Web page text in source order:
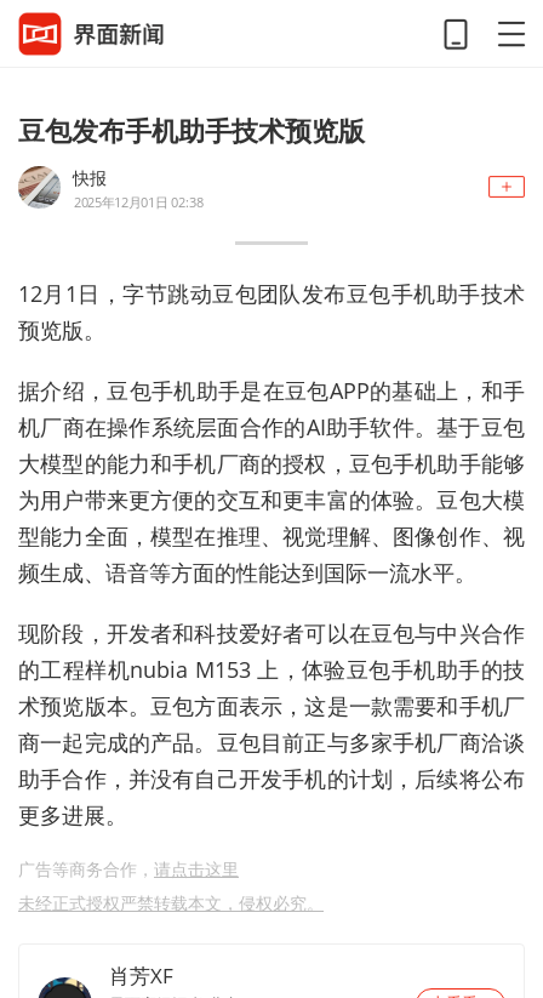
豆包发布手机助手技术预览版
快报
2025年12月01日 02:38
12月1日，字节跳动豆包团队发布豆包手机助手技术
预览版。
据介绍，豆包手机助手是在豆包APP的基础上，和手
机厂商在操作系统层面合作的AI助手软件。基于豆包
大模型的能力和手机厂商的授权，豆包手机助手能够
为用户带来更方便的交互和更丰富的体验。豆包大模
型能力全面，模型在推理、视觉理解、图像创作、视
频生成、语音等方面的性能达到国际一流水平。
现阶段，开发者和科技爱好者可以在豆包与中兴合作
的工程样机nubia M153 上，体验豆包手机助手的技
术预览版本。豆包方面表示，这是一款需要和手机厂
商一起完成的产品。豆包目前正与多家手机厂商洽谈
助手合作，并没有自己开发手机的计划，后续将公布
更多进展。
广告等商务合作， 请点击这里
未经正式授权严禁转载本文，侵权必究。
肖芳XF